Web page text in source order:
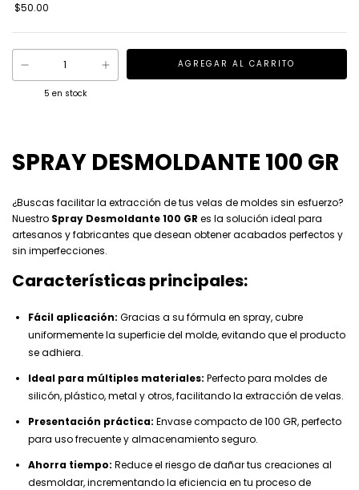
$50.00
5 en stock
SPRAY DESMOLDANTE 100 GR
¿Buscas facilitar la extracción de tus velas de moldes sin esfuerzo?
Nuestro Spray Desmoldante 100 GR es la solución ideal para
artesanos y fabricantes que desean obtener acabados perfectos y
sin imperfecciones.
Características principales:
Fácil aplicación: Gracias a su fórmula en spray, cubre
uniformemente la superficie del molde, evitando que el producto
se adhiera.
Ideal para múltiples materiales: Perfecto para moldes de
silicón, plástico, metal y otros, facilitando la extracción de velas.
Presentación práctica: Envase compacto de 100 GR, perfecto
para uso frecuente y almacenamiento seguro.
Ahorra tiempo: Reduce el riesgo de dañar tus creaciones al
desmoldar, incrementando la eficiencia en tu proceso de